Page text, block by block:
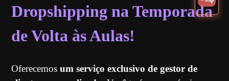
Dropshipping na Temporada
de Volta às Aulas!
Oferecemosum serviço exclusivo de gestor de